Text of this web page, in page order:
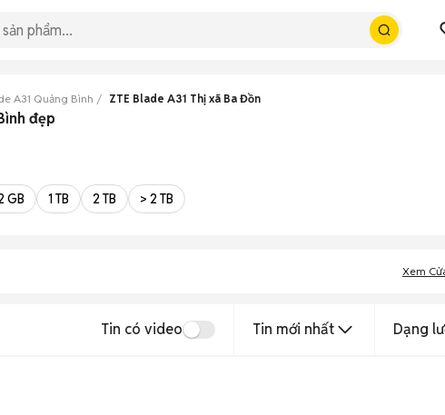
A31 Quảng Bình ZTE Blade A31 Thị xã Ba Đồn
đẹp
GB 1 TB 2 TB > 2 TB
Xem
Tin có video Tin mới nhất Dạng